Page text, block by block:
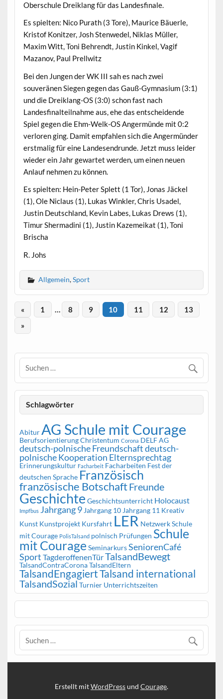
Oberschule Dreiklang für das Landesfinale.
Es spielten: Nico Purath (3 Tore), Maurice Bäuerle,
Kristof Konitzer, Josh Stenwedel, Niklas Müller,
Maxim Witt, Toni Behrendt, Justin Kinkel, Vagif
Mazanov, Paul Prellwitz
Bei den Jungen der WK III sah es nach zwei
souveränen Siegen gegen das Gauß-Gymnasium (3:1)
und die Dreiklang-OS (3:0) schon fast nach
Landesfinalteilnahme aus, ehe das entscheidende
Spiel gegen die Ehm-Welk-OS Angermünde mit 0:2
verloren ging. Damit empfahlen sich die Angermünder
erstmalig für eine Landesendrunde. Jetzt muss leider
wieder ein Jahr gewartet werden, um einen neuen
Anlauf nehmen zu können.
Es spielten: Hein-Peter Splett (1 Tor), Jonas Jäckel
(1), Ole Niclaus (1), Lukas Winkler, Chris Usadel,
Justin Deutschland, Kevin Labes, Lukas Drews (1),
Timur Shermadini (1), Justin Kazemeikat (1), Toni
Brischa
R. Johs
Allgemein,Sport
« 1 … 8 9 10 11 12
13
»
Schlagwörter
AbiturAG Schule mit Courage
BerufsorientierungChristentum Corona DELF AG
deutsch-polnische Freundschaftdeutsch-
polnische Kooperation Elternsprechtag
Erinnerungskultur Facharbeit Facharbeiten Fest der
deutschen Sprache Französisch
französische BotschaftFreunde
Geschichte Geschichtsunterricht Holocaust
Impfbus Jahrgang 9 Jahrgang 10 Jahrgang 11 Kreativ
Kunst Kunstprojekt Kursfahrt LER Netzwerk Schule
mit Courage PolisTalsand polnisch Prüfungen Schule
mit Courage SeminarkursSeniorenCafé
Sport TagderoffenenTürTalsandBewegt
TalsandContraCoronaTalsandEltern
TalsandEngagiertTalsand international
TalsandSozial Turnier Unterrichtszeiten
Erstellt mitWordPressund Courage.